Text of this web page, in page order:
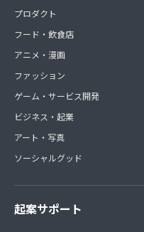
プロダクト
フード・飲食店
アニメ・漫画
ファッション
ゲーム・サービス開発
ビジネス・起業
アート・写真
ソーシャルグッド
起案サポート